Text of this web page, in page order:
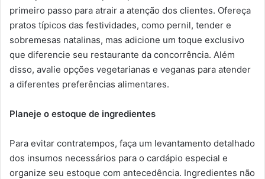
primeiro passo para atrair a atenção dos clientes. Ofereça
pratos típicos das festividades, como pernil, tender e
sobremesas natalinas, mas adicione um toque exclusivo
que diferencie seu restaurante da concorrência. Além
disso, avalie opções vegetarianas e veganas para atender
a diferentes preferências alimentares.
Planeje o estoque de ingredientes
Para evitar contratempos, faça um levantamento detalhado
dos insumos necessários para o cardápio especial e
organize seu estoque com antecedência. Ingredientes não